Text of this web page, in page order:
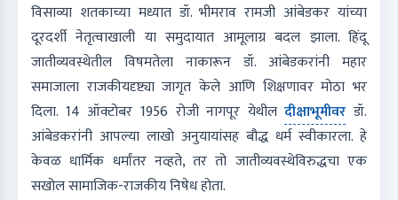
विसाव्या शतकाच्या मध्यात डॉ. भीमराव रामजी आंबेडकर यांच्या
दूरदर्शी नेतृत्वाखाली या समुदायात आमूलाग्र बदल झाला. हिंदू
जातीव्यवस्थेतील विषमतेला नाकारून डॉ. आंबेडकरांनी महार
समाजाला राजकीयदृष्ट्या जागृत केले आणि शिक्षणावर मोठा भर
दिला. 14 ऑक्टोबर 1956 रोजी नागपूर येथीलदीक्षाभूमीवर डॉ.
आंबेडकरांनी आपल्या लाखो अनुयायांसह बौद्ध धर्म स्वीकारला. हे
केवळ धार्मिक धर्मांतर नव्हते, तर तो जातीव्यवस्थेविरुद्धचा एक
सखोल सामाजिक-राजकीय निषेध होता.